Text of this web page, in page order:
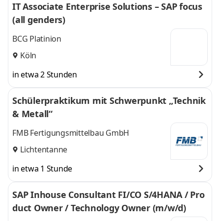
IT Associate Enterprise Solutions – SAP focus
(all genders)
BCG Platinion
Köln
in etwa 2 Stunden
Schülerpraktikum mit Schwerpunkt „Technik
& Metall“
FMB Fertigungsmittelbau GmbH
Lichtentanne
in etwa 1 Stunde
SAP Inhouse Consultant FI/CO S/4HANA / Pro
duct Owner / Technology Owner (m/w/d)